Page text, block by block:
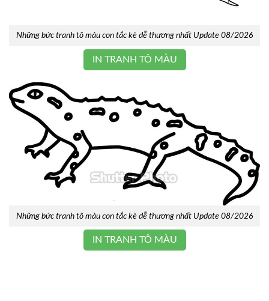
Những bức tranh tô màu con tắc kè dễ thương nhất Update 08/2026
IN TRANH TÔ MÀU
Những bức tranh tô màu con tắc kè dễ thương nhất Update 08/2026
IN TRANH TÔ MÀU